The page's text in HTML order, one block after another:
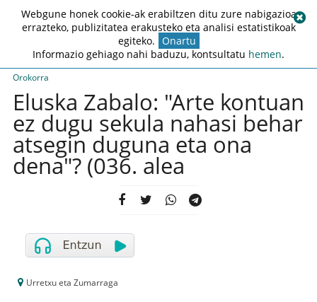
Orokorra
Eluska Zabalo: "Arte kontuan
ez dugu sekula nahasi behar
atsegin duguna eta ona
dena"? (036. alea
Urretxu eta Zumarraga
Webgune honek cookie-ak erabiltzen ditu zure nabigazioa
errazteko, publizitatea erakusteko eta analisi estatistikoak
egiteko. Onartu
Informazio gehiago nahi baduzu, kontsultatu hemen.